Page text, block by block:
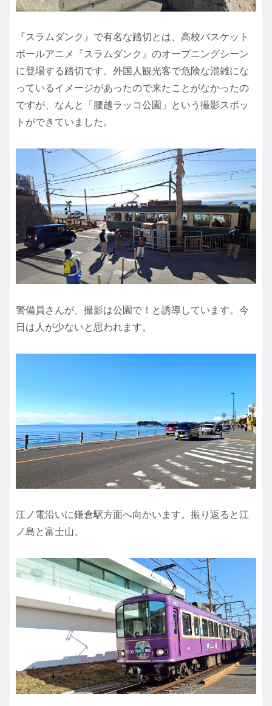
『スラムダンク』で有名な踏切とは、高校バスケット
ボールアニメ『スラムダンク』のオープニングシーン
に登場する踏切です。外国人観光客で危険な混雑にな
っているイメージがあったので来たことがなかったの
ですが、なんと「腰越ラッコ公園」という撮影スポッ
トができていました。
警備員さんが、撮影は公園で！と誘導しています。今
日は人が少ないと思われます。
江ノ電沿いに鎌倉駅方面へ向かいます。振り返ると江
ノ島と富士山。